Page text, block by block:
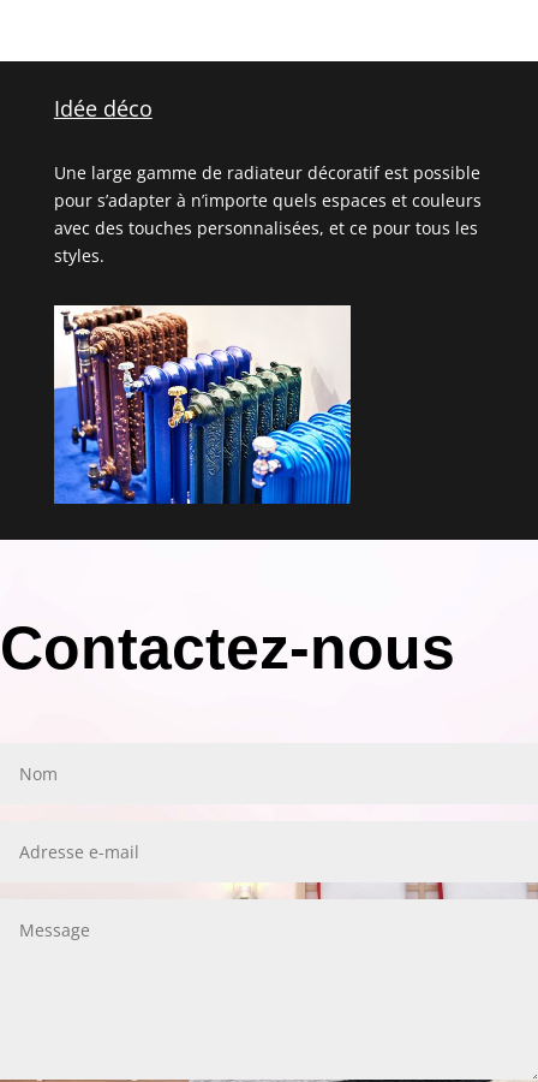
Idée déco
Une large gamme de radiateur décoratif est possible
pour s’adapter à n’importe quels espaces et couleurs
avec des touches personnalisées, et ce pour tous les
styles.
Contactez-nous